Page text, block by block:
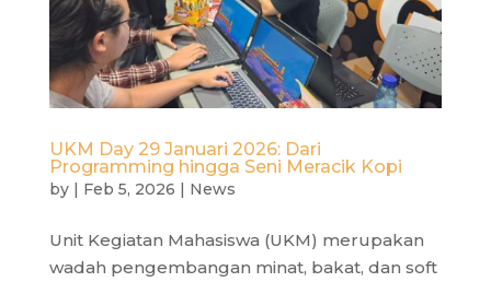
UKM Day 29 Januari 2026: Dari
Programming hingga Seni Meracik Kopi
by | Feb 5, 2026 | News
Unit Kegiatan Mahasiswa (UKM) merupakan
wadah pengembangan minat, bakat, dan soft